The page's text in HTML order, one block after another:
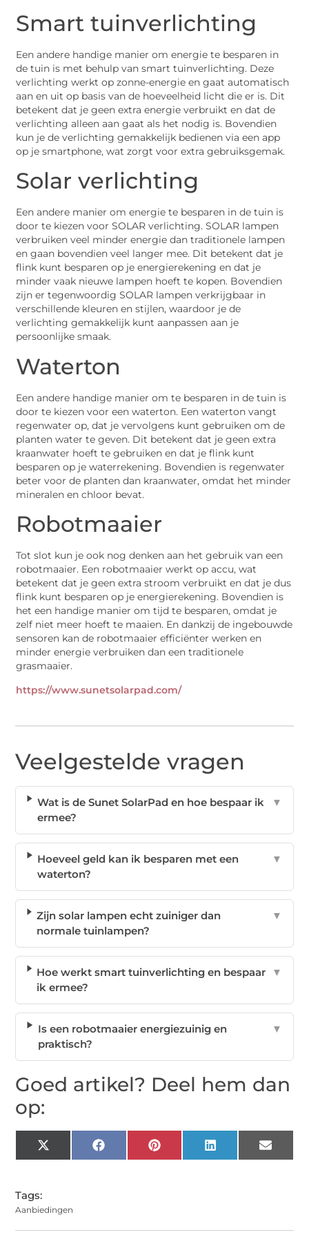
Smart tuinverlichting
Een andere handige manier om energie te besparen in
de tuin is met behulp van smart tuinverlichting. Deze
verlichting werkt op zonne-energie en gaat automatisch
aan en uit op basis van de hoeveelheid licht die er is. Dit
betekent dat je geen extra energie verbruikt en dat de
verlichting alleen aan gaat als het nodig is. Bovendien
kun je de verlichting gemakkelijk bedienen via een app
op je smartphone, wat zorgt voor extra gebruiksgemak.
Solar verlichting
Een andere manier om energie te besparen in de tuin is
door te kiezen voor SOLAR verlichting. SOLAR lampen
verbruiken veel minder energie dan traditionele lampen
en gaan bovendien veel langer mee. Dit betekent dat je
flink kunt besparen op je energierekening en dat je
minder vaak nieuwe lampen hoeft te kopen. Bovendien
zijn er tegenwoordig SOLAR lampen verkrijgbaar in
verschillende kleuren en stijlen, waardoor je de
verlichting gemakkelijk kunt aanpassen aan je
persoonlijke smaak.
Waterton
Een andere handige manier om te besparen in de tuin is
door te kiezen voor een waterton. Een waterton vangt
regenwater op, dat je vervolgens kunt gebruiken om de
planten water te geven. Dit betekent dat je geen extra
kraanwater hoeft te gebruiken en dat je flink kunt
besparen op je waterrekening. Bovendien is regenwater
beter voor de planten dan kraanwater, omdat het minder
mineralen en chloor bevat.
Robotmaaier
Tot slot kun je ook nog denken aan het gebruik van een
robotmaaier. Een robotmaaier werkt op accu, wat
betekent dat je geen extra stroom verbruikt en dat je dus
flink kunt besparen op je energierekening. Bovendien is
het een handige manier om tijd te besparen, omdat je
zelf niet meer hoeft te maaien. En dankzij de ingebouwde
sensoren kan de robotmaaier efficiënter werken en
minder energie verbruiken dan een traditionele
grasmaaier.
https://www.sunetsolarpad.com/
Veelgestelde vragen
Wat is de Sunet SolarPad en hoe bespaar ik
ermee?
▼
Hoeveel geld kan ik besparen met een
waterton?
▼
Zijn solar lampen echt zuiniger dan
normale tuinlampen?
▼
Hoe werkt smart tuinverlichting en bespaar
ik ermee?
▼
Is een robotmaaier energiezuinig en
praktisch?
▼
Goed artikel? Deel hem dan
op:
X
(Twitter)
Facebook Pinterest LinkedIn Email
Tags:
Aanbiedingen